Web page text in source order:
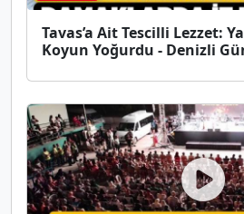
Tavas’a Ait Tescilli Lezzet:
Koyun Yoğurdu - Denizli